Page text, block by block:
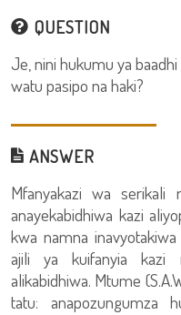
QUESTION
Je, nini hukumu ya
watu pasipo na haki?
ANSWER
Mfanyakazi wa serikali
anayekabidhiwa kazi
kwa namna
ajili ya kuifanyia kazi
alikabidhiwa. Mtume
tatu: anapozungumza